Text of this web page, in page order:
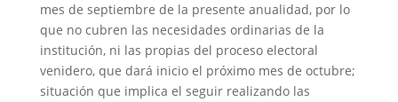
mes de septiembre de la presente anualidad, por lo
que no cubren las necesidades ordinarias de la
institución, ni las propias del proceso electoral
venidero, que dará inicio el próximo mes de octubre;
situación que implica el seguir realizando las